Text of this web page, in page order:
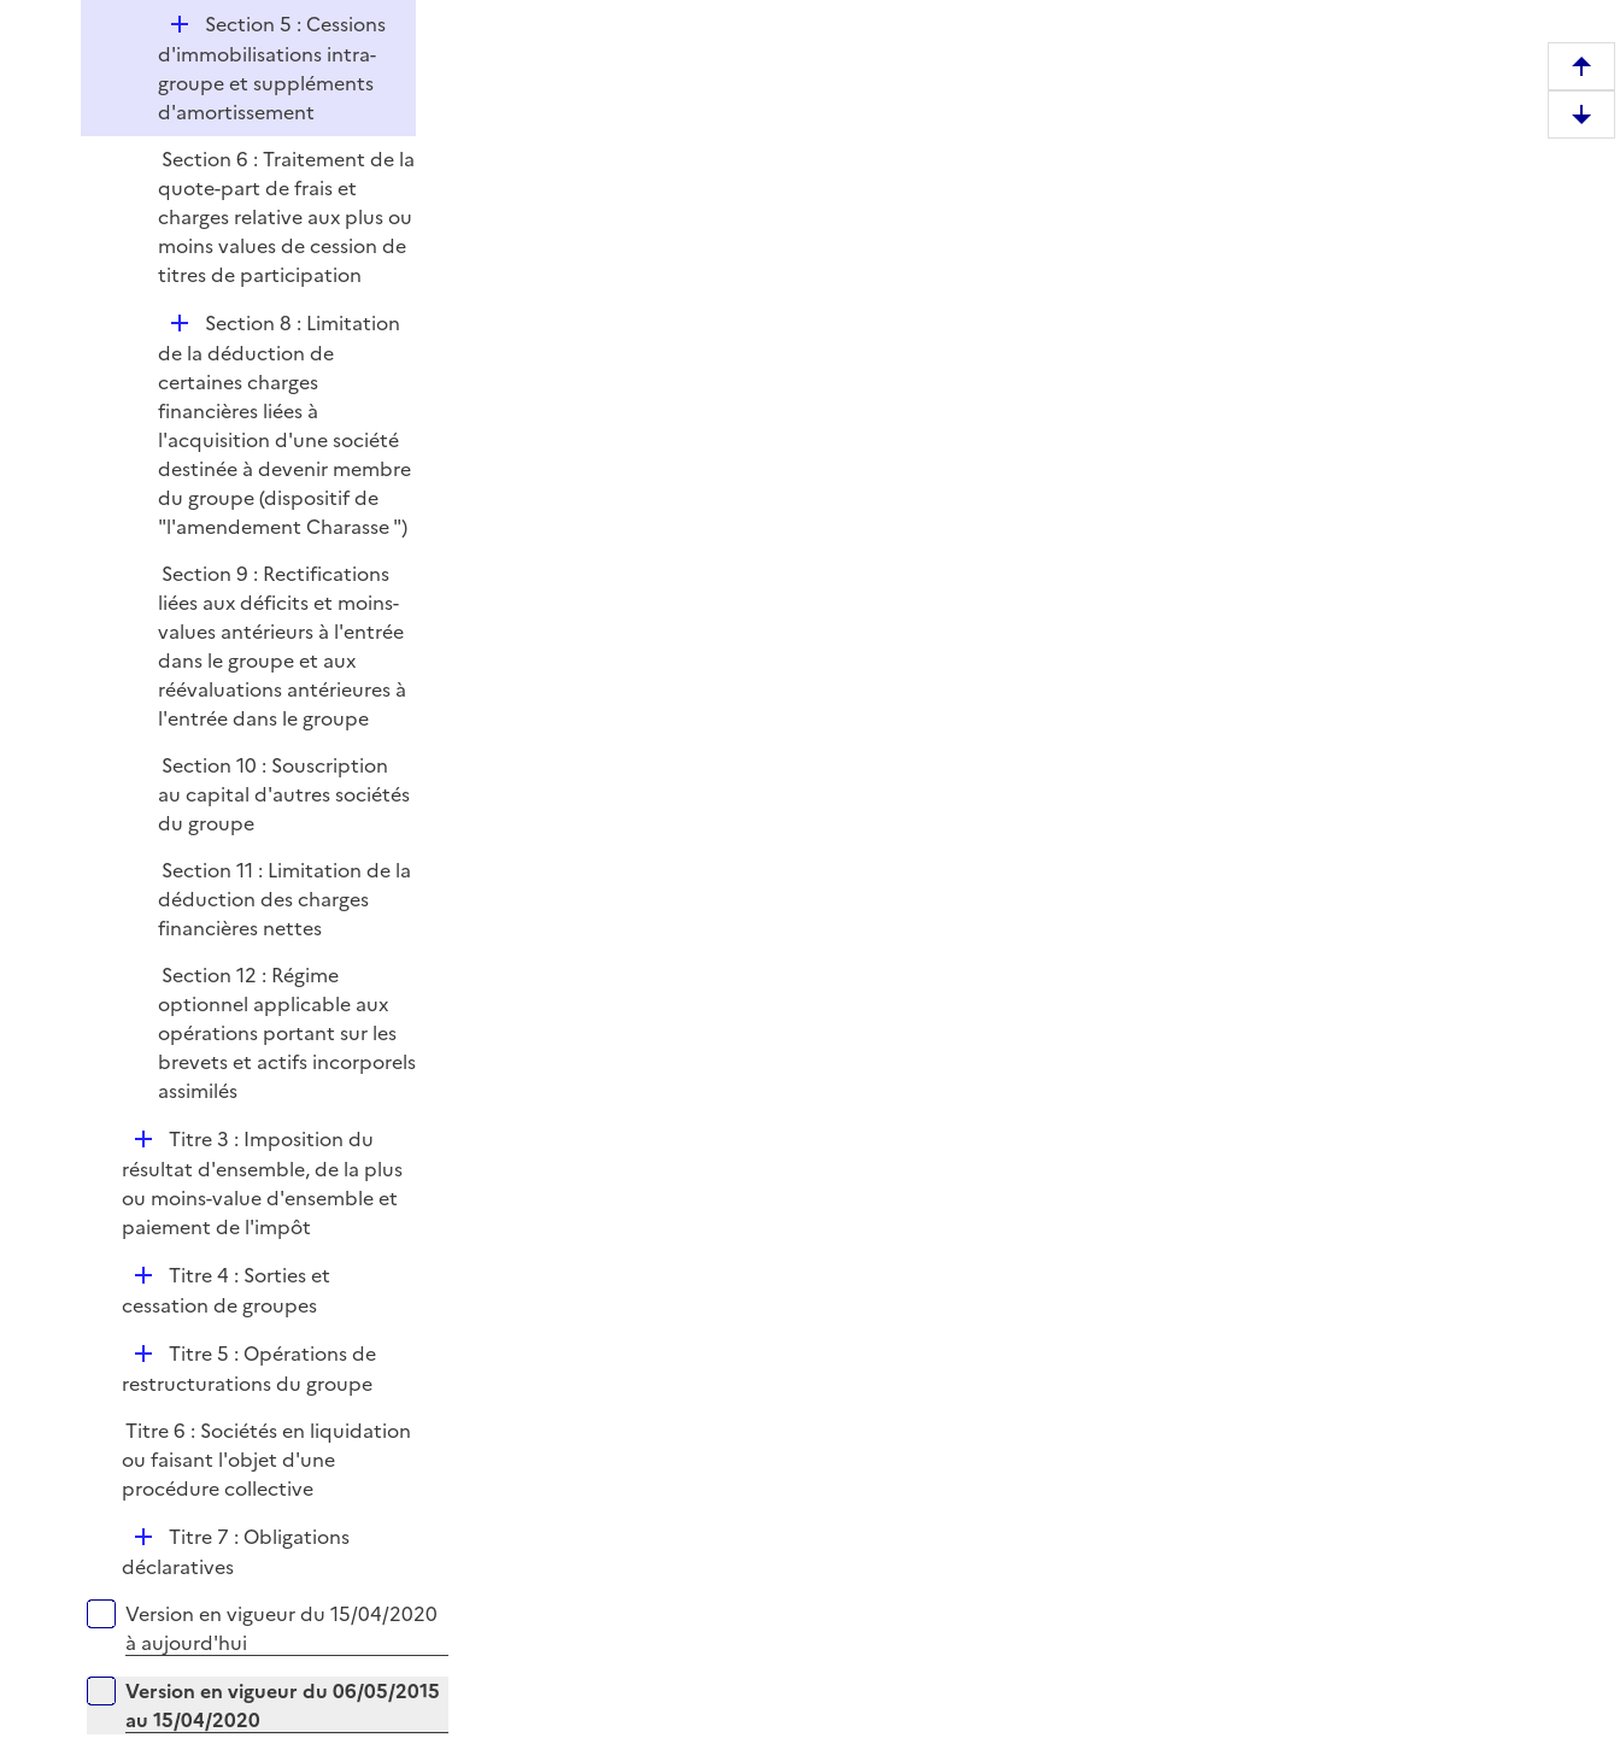
D
é
p
l
i
e
r
Section 5 : Cessions
d'immobilisations intra-
groupe et suppléments
d'amortissement
Section 6 : Traitement de la
quote-part de frais et
charges relative aux plus ou
moins values de cession de
titres de participation
D
é
p
l
i
e
r
Section 8 : Limitation
de la déduction de
certaines charges
financières liées à
l'acquisition d'une société
destinée à devenir membre
du groupe (dispositif de
"l'amendement Charasse ")
Section 9 : Rectifications
liées aux déficits et moins-
values antérieurs à l'entrée
dans le groupe et aux
réévaluations antérieures à
l'entrée dans le groupe
Section 10 : Souscription
au capital d'autres sociétés
du groupe
Section 11 : Limitation de la
déduction des charges
financières nettes
Section 12 : Régime
optionnel applicable aux
opérations portant sur les
brevets et actifs incorporels
assimilés
D
é
p
l
r
Titre 3 : Imposition du
résultat d'ensemble, de la plus
ou moins-value d'ensemble et
paiement de l'impôt
D
é
i
r
Titre 4 : Sorties et
cessation de groupes
D
é
l
i
e
Titre 5 : Opérations de
restructurations du groupe
Titre 6 : Sociétés en liquidation
ou faisant l'objet d'une
procédure collective
D
é
l
i
r
Titre 7 : Obligations
déclaratives
Versions sur la période
Version en vigueur du 15/04/2020
à aujourd'hui
Version en vigueur du 06/05/2015
au 15/04/2020
e
m
D